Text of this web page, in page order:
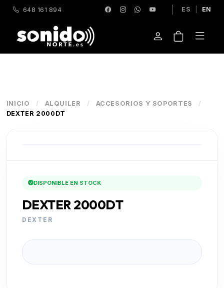
648 161 894 ES EN
INICIO / ALQUILER / ACCESORIOS Y SOPORTES
/
DEXTER 2000DT
DISPONIBLE EN STOCK
DEXTER 2000DT
DEXTER